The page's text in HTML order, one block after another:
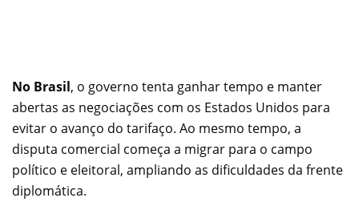
No Brasil, o governo tenta ganhar tempo e manter
abertas as negociações com os Estados Unidos para
evitar o avanço do tarifaço. Ao mesmo tempo, a
disputa comercial começa a migrar para o campo
político e eleitoral, ampliando as dificuldades da frente
diplomática.